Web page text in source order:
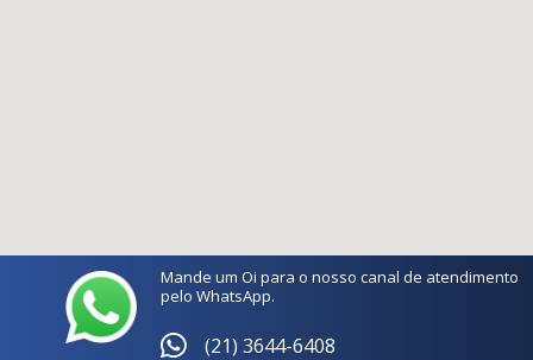
Mande um Oi para o nosso canal de atendimento
pelo WhatsApp.
(21) 3644-6408